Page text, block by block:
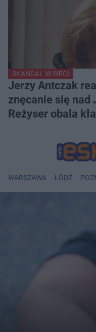
SKANDAL W SIECI
Jerzy Antczak
znęcanie się nad
Reżyser obala
WARSZAWA ŁÓDŹ